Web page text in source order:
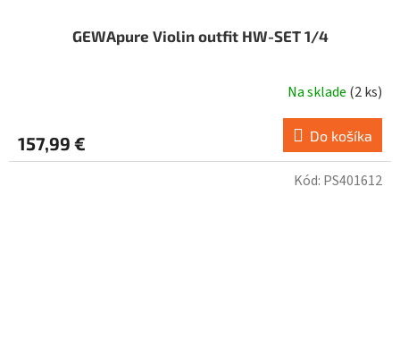
GEWApure Violin outfit HW-SET 1/4
Na sklade (2 ks)
157,99 € Do košíka
Kód: PS401612